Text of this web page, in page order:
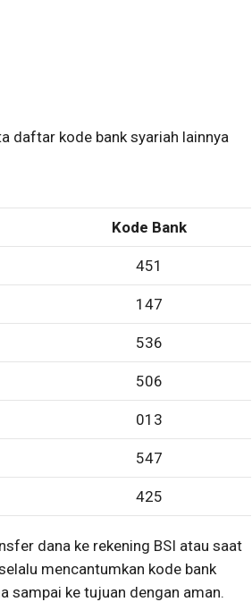
daftar kode bank syariah lainnya
Kode Bank
451
147
536
506
013
547
425
dana ke rekening BSI atau saat
mencantumkan kode bank
sampai ke tujuan dengan aman.